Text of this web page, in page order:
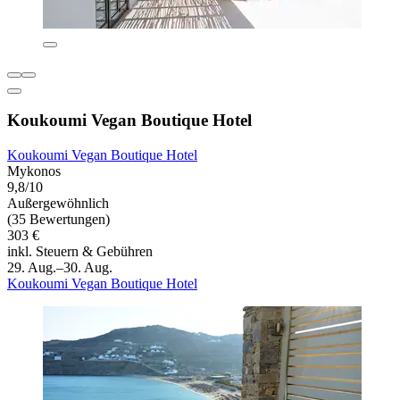
Koukoumi Vegan Boutique Hotel
Koukoumi Vegan Boutique Hotel
Mykonos
9,8/10
Außergewöhnlich
(35 Bewertungen)
303 €
inkl. Steuern & Gebühren
29. Aug.–30. Aug.
Koukoumi Vegan Boutique Hotel